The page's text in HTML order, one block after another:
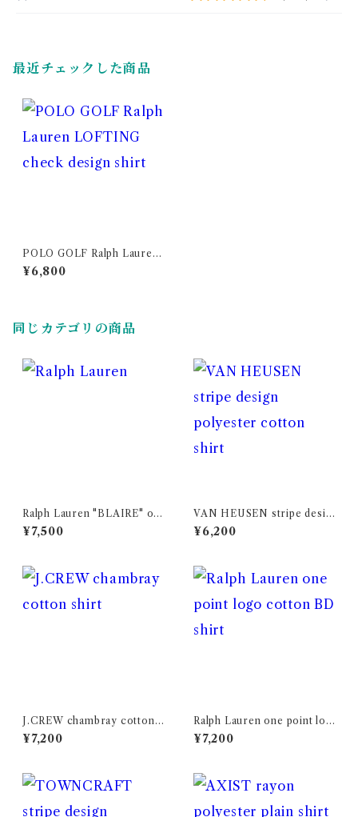
最近チェックした商品
POLO GOLF Ralph Lauren
LOFTING check design shi
rt
¥6,800
同じカテゴリの商品
Ralph Lauren "BLAIRE" on
e point logo cotton BD shi
rt
¥7,500
VAN HEUSEN stripe desig
n polyester cotton shirt
¥6,200
J.CREW chambray cotton s
hirt
¥7,200
Ralph Lauren one point log
o cotton BD shirt
¥7,200